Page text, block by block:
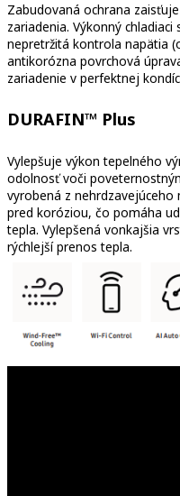
Zabudovaná ochrana
zariadenia. Výkonný
nepretržitá kontrola napätia
antikorózna povrchová
zariadenie v perfektnej
DURAFIN™ Plus
Vylepšuje výkon tepelného
odolnosť voči
vyrobená z
pred koróziou, čo pomáha
tepla. Vylepšená vonkajšia
rýchlejší prenos tepla.